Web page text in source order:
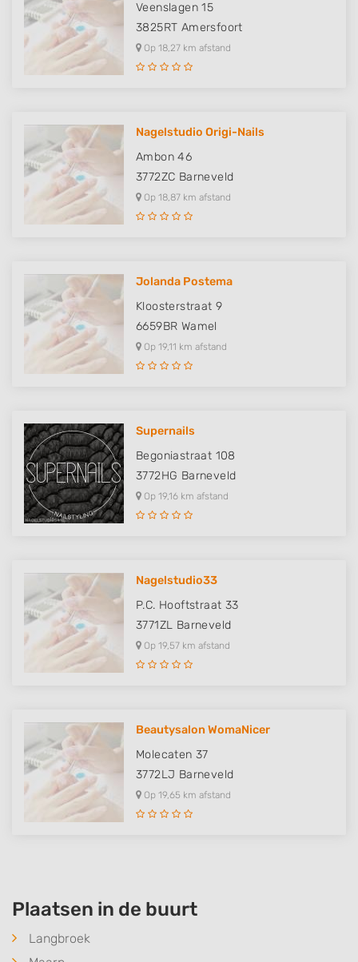
Veenslagen 15
3825RT Amersfoort
Op 18,27 km afstand
Nagelstudio Origi-Nails
Ambon 46
3772ZC Barneveld
Op 18,87 km afstand
Jolanda Postema
Kloosterstraat 9
6659BR Wamel
Op 19,11 km afstand
Supernails
Begoniastraat 108
3772HG Barneveld
Op 19,16 km afstand
Nagelstudio33
P.C. Hooftstraat 33
3771ZL Barneveld
Op 19,57 km afstand
Beautysalon WomaNicer
Molecaten 37
3772LJ Barneveld
Op 19,65 km afstand
Plaatsen in de buurt
Langbroek